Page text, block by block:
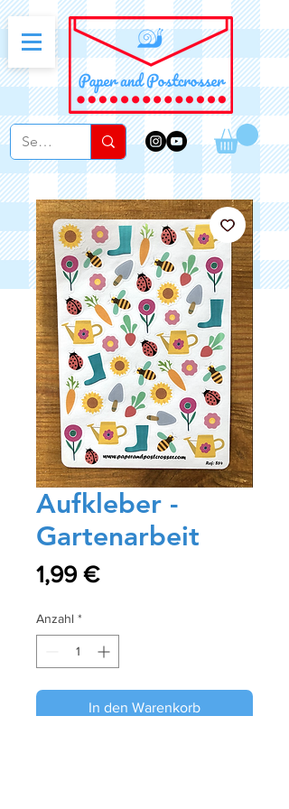
Aufkleber -
Gartenarbeit
1,99 €Preis
Anzahl *
In den Warenkorb